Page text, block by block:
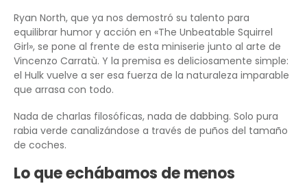
Ryan North, que ya nos demostró su talento para
equilibrar humor y acción en «The Unbeatable Squirrel
Girl», se pone al frente de esta miniserie junto al arte de
Vincenzo Carratù. Y la premisa es deliciosamente simple:
el Hulk vuelve a ser esa fuerza de la naturaleza imparable
que arrasa con todo.
Nada de charlas filosóficas, nada de dabbing. Solo pura
rabia verde canalizándose a través de puños del tamaño
de coches.
Lo que echábamos de menos